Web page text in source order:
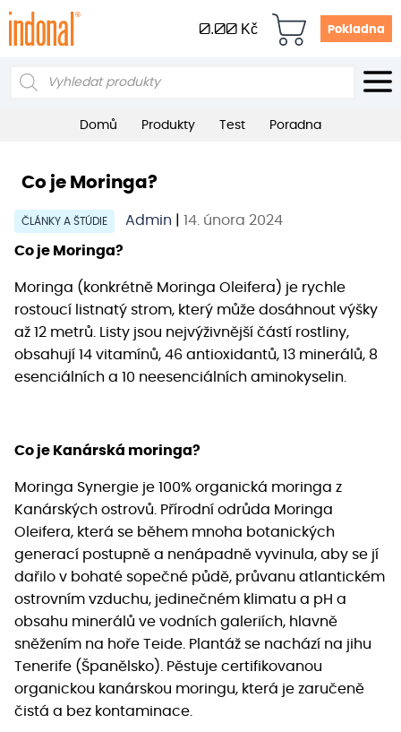
0.00 Kč Pokladna
Products
Domů Produkty Test Poradna
Co je Moringa?
ČLÁNKY A ŠTÚDIE Admin 14. února 2024
Co je Moringa?
Moringa (konkrétně Moringa Oleifera) je rychle
rostoucí listnatý strom, který může dosáhnout výšky
až 12 metrů. Listy jsou nejvýživnější částí rostliny,
obsahují 14 vitamínů, 46 antioxidantů, 13 minerálů, 8
esenciálních a 10 neesenciálních aminokyselin.
Co je Kanárská moringa?
Moringa Synergie je 100% organická moringa z
Kanárských ostrovů. Přírodní odrůda Moringa
Oleifera, která se během mnoha botanických
generací postupně a nenápadně vyvinula, aby se jí
dařilo v bohaté sopečné půdě, průvanu atlantickém
ostrovním vzduchu, jedinečném klimatu a pH a
obsahu minerálů ve vodních galeriích, hlavně
sněžením na hoře Teide. Plantáž se nachází na jihu
Tenerife (Španělsko). Pěstuje certifikovanou
organickou kanárskou moringu, která je zaručeně
čistá a bez kontaminace.